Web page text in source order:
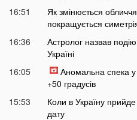
16:51
Як змінюється
покращується
16:36
Астролог назвав
Україні
16:05
Аномальна спека
+50 градусів
15:53
Коли в Україну
дату